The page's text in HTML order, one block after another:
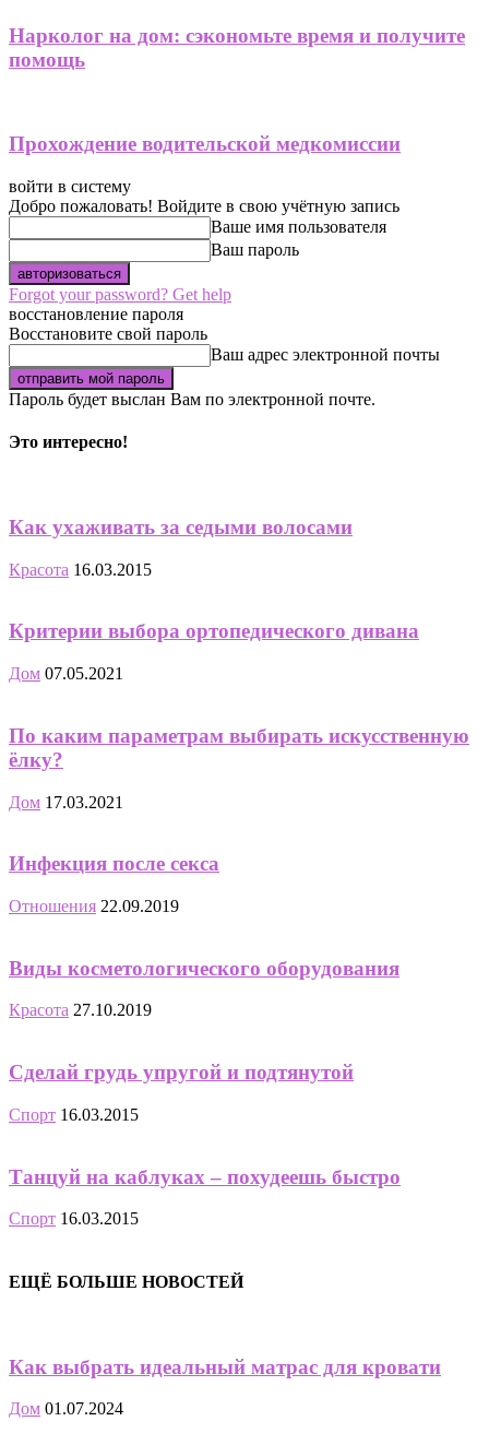
Нарколог на дом: сэкономьте время и получите
помощь
Прохождение водительской медкомиссии
войти в систему
Добро пожаловать! Войдите в свою учётную запись
Ваше имя пользователя
Ваш пароль
Forgot your password? Get help
восстановление пароля
Восстановите свой пароль
Ваш адрес электронной почты
Пароль будет выслан Вам по электронной почте.
Это интересно!
Как ухаживать за седыми волосами
Красота 16.03.2015
Критерии выбора ортопедического дивана
Дом 07.05.2021
По каким параметрам выбирать искусственную
ёлку?
Дом 17.03.2021
Инфекция после секса
Отношения 22.09.2019
Виды косметологического оборудования
Красота 27.10.2019
Сделай грудь упругой и подтянутой
Спорт 16.03.2015
Танцуй на каблуках – похудеешь быстро
Спорт 16.03.2015
ЕЩЁ БОЛЬШЕ НОВОСТЕЙ
Как выбрать идеальный матрас для кровати
Дом 01.07.2024